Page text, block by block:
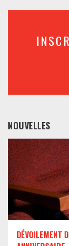
NOUVELLES
DÉVOILEMENT